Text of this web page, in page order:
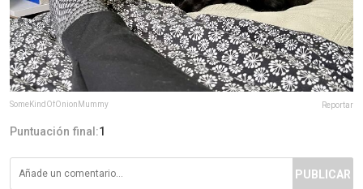
SomeKindOfOnionMummy Reportar
Puntuación final:1
PUBLICAR